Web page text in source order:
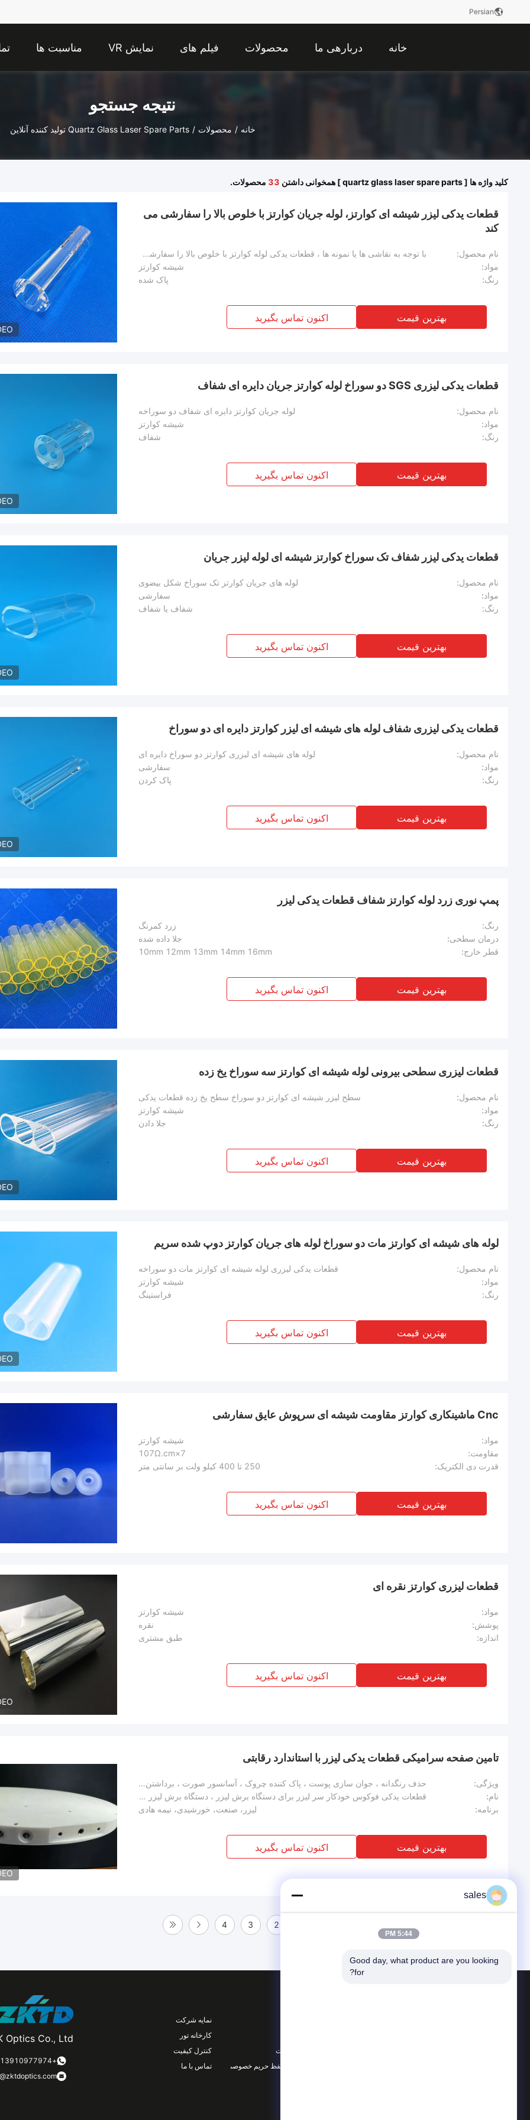
Persian
خانه دربارهی ما محصولات فیلم های نمایش VR مناسبت ها
نتیجه جستجو
خانه / محصولات / Quartz Glass Laser Spare Parts تولید کننده آنلاین
کلید واژه ها [ quartz glass laser spare parts ] همخوانی داشتن 33 محصولات.
قطعات یدکی لیزر شیشه ای کوارتز، لوله جریان کوارتز با خلوص بالا را سفارشی می
کند
نام محصول:
با توجه به نقاشی ها یا نمونه ها ، قطعات یدکی لوله کوارتز با خلوص بالا را سفارشی کنید
مواد:
شیشه کوارتز
رنگ:
پاک شده
بهترین قیمت اکنون تماس بگیرید
قطعات یدکی لیزری SGS دو سوراخ لوله کوارتز جریان دایره ای شفاف
نام محصول:
لوله جریان کوارتز دایره ای شفاف دو سوراخه
مواد:
شیشه کوارتز
رنگ:
شفاف
بهترین قیمت اکنون تماس بگیرید
قطعات یدکی لیزر شفاف تک سوراخ کوارتز شیشه ای لوله لیزر جریان
نام محصول:
لوله های جریان کوارتز تک سوراخ شکل بیضوی
مواد:
سفارشی
رنگ:
شفاف یا شفاف
بهترین قیمت اکنون تماس بگیرید
قطعات یدکی لیزری شفاف لوله های شیشه ای لیزر کوارتز دایره ای دو سوراخ
نام محصول:
لوله های شیشه ای لیزری کوارتز دو سوراخ دایره ای
مواد:
سفارشی
رنگ:
پاک کردن
بهترین قیمت اکنون تماس بگیرید
پمپ نوری زرد لوله کوارتز شفاف قطعات یدکی لیزر
رنگ:
زرد کمرنگ
درمان سطحی:
جلا داده شده
قطر خارج:
10mm 12mm 13mm 14mm 16mm
بهترین قیمت اکنون تماس بگیرید
قطعات لیزری سطحی بیرونی لوله شیشه ای کوارتز سه سوراخ یخ زده
نام محصول:
سطح لیزر شیشه ای کوارتز دو سوراخ سطح یخ زده قطعات یدکی
مواد:
شیشه کوارتز
رنگ:
جلا دادن
بهترین قیمت اکنون تماس بگیرید
لوله های شیشه ای کوارتز مات دو سوراخ لوله های جریان کوارتز دوپ شده سریم
نام محصول:
قطعات یدکی لیزری لوله شیشه ای کوارتز مات دو سوراخه
مواد:
شیشه کوارتز
رنگ:
فراستینگ
بهترین قیمت اکنون تماس بگیرید
Cnc ماشینکاری کوارتز مقاومت شیشه ای سرپوش عایق سفارشی
مواد:
شیشه کوارتز
مقاومت:
7×107Ω.cm
قدرت دی الکتریک:
250 تا 400 کیلو ولت بر سانتی متر
بهترین قیمت اکنون تماس بگیرید
قطعات لیزری کوارتز نقره ای
مواد:
شیشه کوارتز
پوشش:
نقره
اندازه:
طبق مشتری
بهترین قیمت اکنون تماس بگیرید
تامین صفحه سرامیکی قطعات یدکی لیزر با استاندارد رقابتی
ویژگی:
حذف رنگدانه ، جوان سازی پوست ، پاک کننده چروک ، آسانسور صورت ، برداشتن مو
نام:
قطعات یدکی فوکوس خودکار سر لیزر برای دستگاه برش لیزر ، دستگاه برش لیزر قطعات یدکی 100W لوله لیزر
برنامه:
لیزر، صنعت، خورشیدی، نیمه هادی
بهترین قیمت اکنون تماس بگیرید
2
3
4
Optics Co., Ltd.
+8613910977974
نمایه شرکت
کارخانه تور
کنترل کیفیت
تماس با ما
نقشه سایت
سیاست حفظ حریم خصوصی
sales
5:44 PM
Good day, what product are you looking
for?